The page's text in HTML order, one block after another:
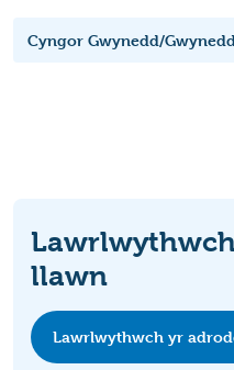
Cyngor Gwynedd/
llawn
Lawrlwythwch yr